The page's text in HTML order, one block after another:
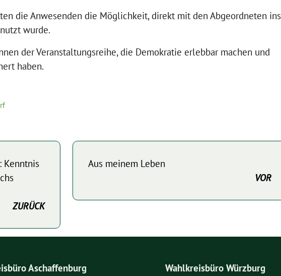
die Anwesenden die Möglichkeit, direkt mit den Abgeordneten ins
wurde.
der Veranstaltungsreihe, die Demokratie erlebbar machen und
haben.
Kenntnis
ZURÜCK
Aus meinem Leben
VOR
Aschaffenburg
Wahlkreisbüro Würzburg